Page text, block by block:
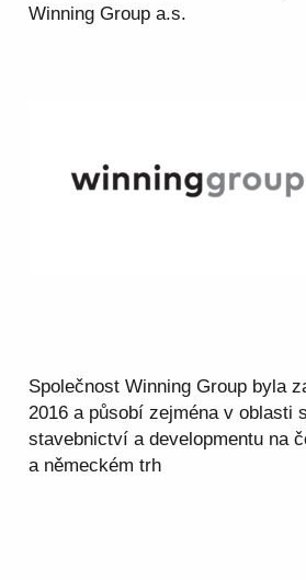
Winning Group a.s.
Společnost Winning Group byla
2016 a působí zejména v oblasti
stavebnictví a developmentu na
a německém trh